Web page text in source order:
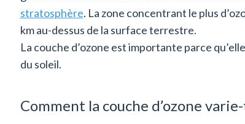
stratosphère. La zone concentrant le plus
km au-dessus de la surface terrestre.
La couche d’ozone est importante parce
du soleil.
Comment la couche d’ozone